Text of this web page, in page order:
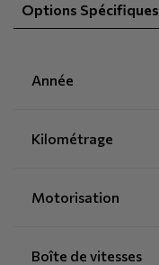
Options Spécifiques
Année
Kilométrage
Motorisation
Boîte de vitesses